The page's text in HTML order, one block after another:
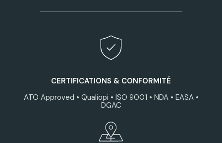
CERTIFICATIONS & CONFORMITÉ
ATO Approved • Qualiopi • ISO 9001 • NDA • EASA •
DGAC